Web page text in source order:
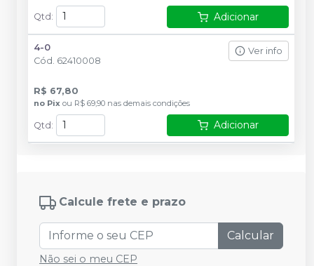
Qtd : Adicionar
4-0
Cód. 62410008
Ver info
R$ 67,80
no Pix ou R$ 69,90 nas demais condições
Qtd: Adicionar
Calcule frete e prazo
Calcular
Não sei o meu CEP